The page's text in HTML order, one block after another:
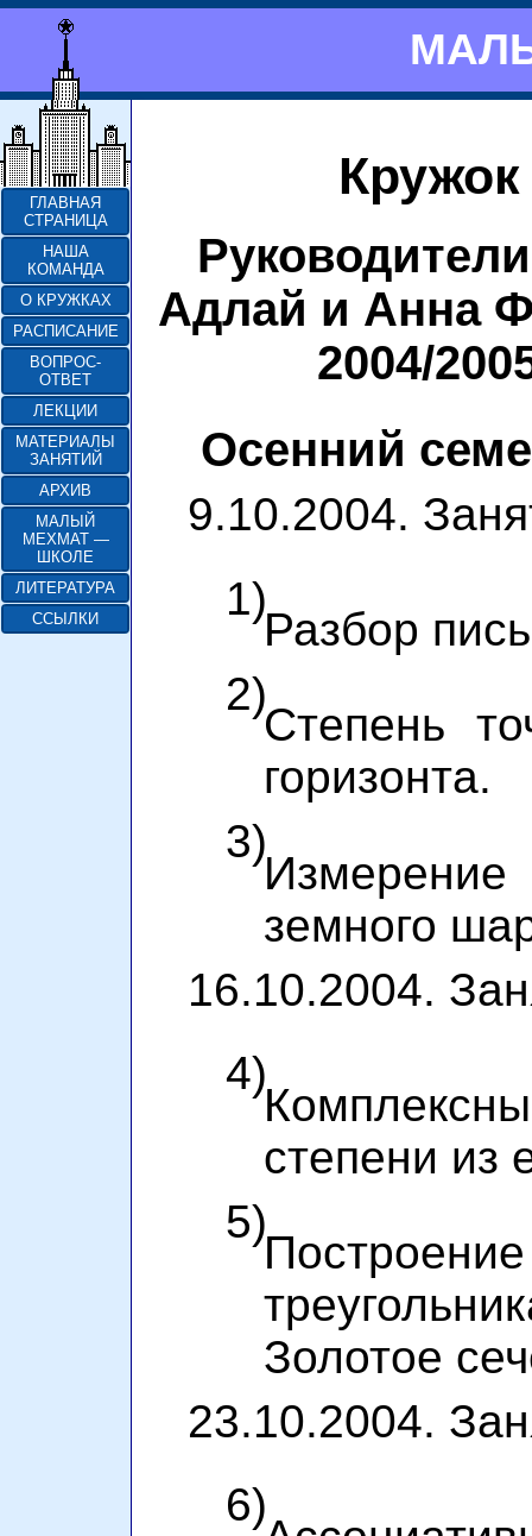
ГЛАВНАЯ
СТРАНИЦА
НАША
КОМАНДА
О КРУЖКАХ
РАСПИСАНИЕ
ВОПРОС-
ОТВЕТ
ЛЕКЦИИ
МАТЕРИАЛЫ
ЗАНЯТИЙ
АРХИВ
МАЛЫЙ
МЕХМАТ —
ШКОЛЕ
ЛИТЕРАТУРА
ССЫЛКИ
Кружок
Адлай и Анна
2004/
Осенний
9.10.2004.
1)
Разбор
2)
Степень
горизонта.
3)
земного
16.10.2004.
4)
степени из
5)
Золотое
23.10.2004.
6)